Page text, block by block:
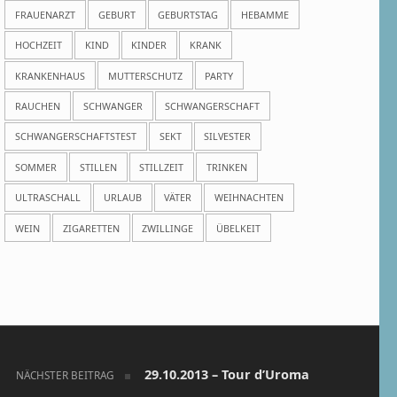
FRAUENARZT GEBURT GEBURTSTAG HEBAMME
HOCHZEIT KIND KINDER KRANK
KRANKENHAUS MUTTERSCHUTZ PARTY
RAUCHEN SCHWANGER SCHWANGERSCHAFT
SCHWANGERSCHAFTSTEST SEKT SILVESTER
SOMMER STILLEN STILLZEIT TRINKEN
ULTRASCHALL URLAUB VÄTER WEIHNACHTEN
WEIN ZIGARETTEN ZWILLINGE ÜBELKEIT
NÄCHSTER BEITRAG 29.10.2013 – Tour d’Uroma